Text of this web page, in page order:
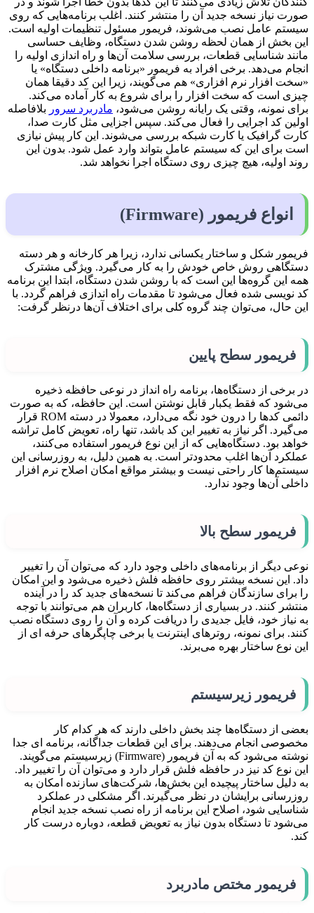
صورت نیاز نسخه جدید آن را منتشر کنند. اغلب برنامه‌هایی که روی
سیستم عامل نصب می‌شوند، فریمور مسئول تنظیمات اولیه است.
این بخش از همان لحظه روشن شدن دستگاه، وظایف حساسی
مانند شناسایی قطعات، بررسی سلامت آن‌ها و راه اندازی اولیه را
انجام می‌دهد. برخی افراد به فریمور «برنامه داخلی دستگاه» یا
«سخت افزار نرم افزاری» هم می‌گویند، زیرا این کد دقیقا همان
چیزی است که سخت افزار را برای شروع به کار آماده می‌کند.
برای نمونه، وقتی یک رایانه روشن می‌شود، مادربرد سرور بلافاصله
اولین کد اجرایی را فعال می‌کند. سپس اجزایی مثل کارت صدا،
کارت گرافیک یا کارت شبکه بررسی می‌شوند. این کار پیش نیازی
است برای این که سیستم عامل بتواند وارد عمل شود. بدون این
روند اولیه، هیچ چیزی روی دستگاه اجرا نخواهد شد.
انواع فریمور (Firmware)
فریمور شکل و ساختار یکسانی ندارد، زیرا هر کارخانه و هر دسته
دستگاهی روش خاص خودش را به کار می‌گیرد. ویژگی مشترک
همه این گروه‌ها این است که با روشن شدن دستگاه، ابتدا این برنامه
کد نویسی شده فعال می‌شود تا مقدمات راه اندازی فراهم گردد. با
این حال، می‌توان چند گروه کلی برای اختلاف آن‌ها درنظر گرفت:
فریمور سطح پایین
در برخی از دستگاه‌ها، برنامه راه انداز در نوعی حافظه ذخیره
می‌شود که فقط یکبار قابل نوشتن است. این حافظه، که به صورت
دائمی کدها را درون خود نگه می‌دارد، معمولا در دسته ROM قرار
می‌گیرد. اگر نیاز به تغییر این کد باشد، تنها راه، تعویض کامل تراشه
خواهد بود. دستگاه‌هایی که از این نوع فریمور استفاده می‌کنند،
عملکرد آن‌ها اغلب محدودتر است. به همین دلیل، به روزرسانی این
سیستم‌ها کار راحتی نیست و بیشتر مواقع امکان اصلاح نرم افزار
داخلی آن‌ها وجود ندارد.
فریمور سطح بالا
نوعی دیگر از برنامه‌های داخلی وجود دارد که می‌توان آن را تغییر
داد. این نسخه بیشتر روی حافظه فلش ذخیره می‌شود و این امکان
را برای سازندگان فراهم می‌کند تا نسخه‌های جدید کد را در آینده
منتشر کنند. در بسیاری از دستگاه‌ها، کاربران هم می‌توانند با توجه
به نیاز خود، فایل جدیدی را دریافت کرده و آن را روی دستگاه نصب
کنند. برای نمونه، روترهای اینترنت یا برخی چاپگرهای حرفه ای از
این نوع ساختار بهره می‌برند.
فریمور زیرسیستم
بعضی از دستگاه‌ها چند بخش داخلی دارند که هر کدام کار
مخصوصی انجام می‌دهند. برای این قطعات جداگانه، برنامه ای جدا
نوشته می‌شود که به آن فریمور (Firmware) زیرسیستم می‌گویند.
این نوع کد نیز در حافظه فلش قرار دارد و می‌توان آن را تغییر داد.
به دلیل ساختار پیچیده این بخش‌ها، شرکت‌های سازنده امکان به
روزرسانی برایشان در نظر می‌گیرند. اگر مشکلی در عملکرد
شناسایی شود، اصلاح این برنامه از راه نصب نسخه جدید انجام
می‌شود تا دستگاه بدون نیاز به تعویض قطعه، دوباره درست کار
کند.
فریمور مختص مادربرد